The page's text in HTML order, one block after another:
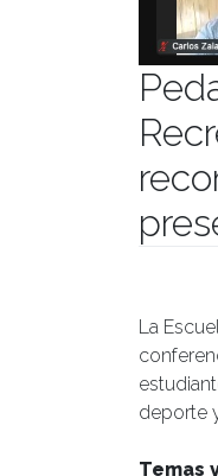
La
deporte
Temas